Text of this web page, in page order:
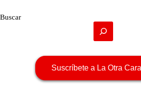
Buscar
Suscríbete a La Otra Cara